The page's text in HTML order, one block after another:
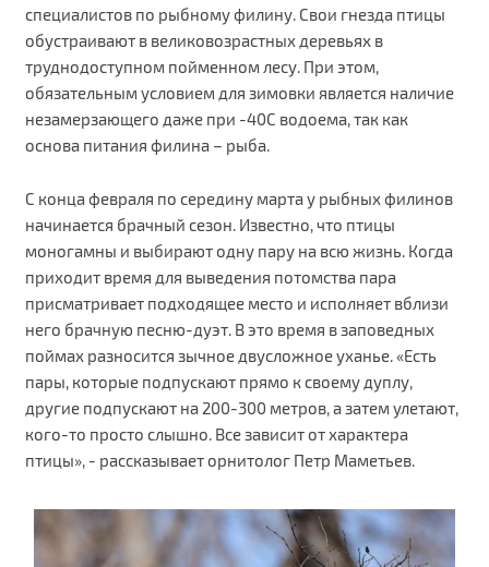
специалистов по рыбному филину. Свои гнезда птицы
обустраивают в великовозрастных деревьях в
труднодоступном пойменном лесу. При этом,
обязательным условием для зимовки является наличие
незамерзающего даже при -40С водоема, так как
основа питания филина – рыба.
С конца февраля по середину марта у рыбных филинов
начинается брачный сезон. Известно, что птицы
моногамны и выбирают одну пару на всю жизнь. Когда
приходит время для выведения потомства пара
присматривает подходящее место и исполняет вблизи
него брачную песню-дуэт. В это время в заповедных
поймах разносится зычное двусложное уханье. «Есть
пары, которые подпускают прямо к своему дуплу,
другие подпускают на 200-300 метров, а затем улетают,
кого-то просто слышно. Все зависит от характера
птицы», - рассказывает орнитолог Петр Маметьев.